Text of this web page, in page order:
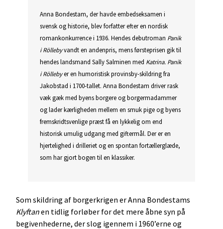
Anna Bondestam, der havde embedseksamen i
svensk og historie, blev forfatter efter en nordisk
romankonkurrence i 1936. Hendes debutroman Panik
i Röllebyvandt en andenpris, mens førsteprisen gik til
hendes landsmand Sally Salminen med Katrina. Panik
i Röllebyer en humoristisk provinsby-skildring fra
Jakobstad i 1700-tallet. Anna Bondestam driver rask
væk gæk med byens borgere og borgermadammer
og lader kærligheden mellem en smuk pige og byens
fremskridtsvenlige præst få en lykkelig om end
historisk umulig udgang med giftermål. Der er en
hjertelighed i drilleriet og en spontan fortællerglæde,
som har gjort bogen til en klassiker.
Som skildring af borgerkrigen er Anna Bondestams
Klyftanen tidlig forløber for det mere åbne syn på
begivenhederne, der slog igennem i 1960’erne og